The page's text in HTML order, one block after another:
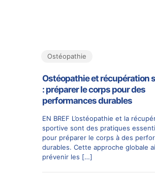
Ostéopathie
Ostéopathie et récupération
: préparer le corps pour des
performances durables
EN BREF L’ostéopathie et la
sportive sont des pratiques
pour préparer le corps à des
durables. Cette approche globale
prévenir les […]